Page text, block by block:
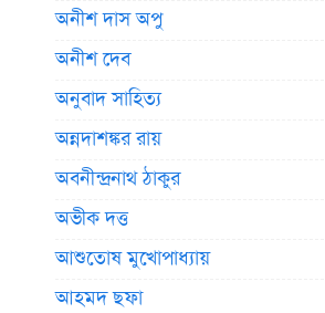
অনীশ দাস অপু
অনীশ দেব
অনুবাদ সাহিত্য
অন্নদাশঙ্কর রায়
অবনীন্দ্রনাথ ঠাকুর
অভীক দত্ত
আশুতোষ মুখোপাধ্যায়
আহমদ ছফা